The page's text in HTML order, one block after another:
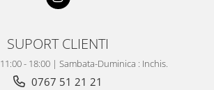
SUPORT CLIENTI
- 18:00 | Sambata-Duminica : Inchis.
0767 51 21 21